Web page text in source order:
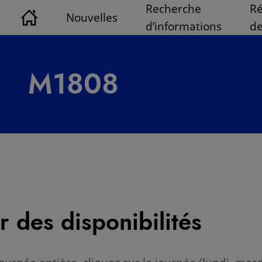
Nouvelles
Recherche
d’informations
M1808
des disponibilités